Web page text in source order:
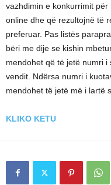
vazhdimin e konkurrimit
online dhe që rezultojnë të
preferuar. Pas listës
bëri me dije se kishin
mendohet që të jetë numri
vendit. Ndërsa numri i
mendohet të jetë më i lartë
KLIKO KETU